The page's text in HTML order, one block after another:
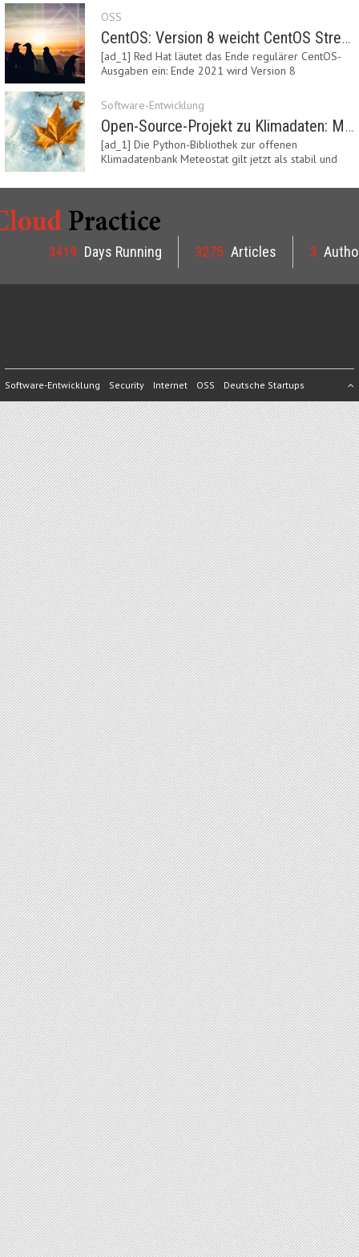
OSS
CentOS: Version 8 weicht CentOS Stream
[ad_1] Red Hat läutet das Ende regulärer CentOS-
Ausgaben ein: Ende 2021 wird Version 8
Software-Entwicklung
Open-Source-Projekt zu Klimadaten: Meteostat Python Library 1.0 erschienen
[ad_1] Die Python-Bibliothek zur offenen
Klimadatenbank Meteostat gilt jetzt als stabil und
3419 Days Running 3275 Articles 3
Software-Entwicklung Security Internet OSS Deutsche Startups